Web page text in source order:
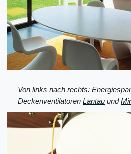
Von links nach rechts:
Deckenventilatoren Lantau und